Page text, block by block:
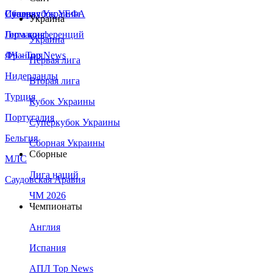
Сборная Украины
Италия
Германия
Франция
Нидерланды
Турция
Португалия
Бельгия
МЛС
Саудовская Аравия
Суперкубок УЕФА
Лига конференций
ЛЧ - Top News
Украина
Украина
Первая лига
Вторая лига
Кубок Украины
Суперкубок Украины
Сборная Украины
Сборные
Лига наций
ЧМ 2026
Чемпионаты
Англия
Испания
АПЛ Top News